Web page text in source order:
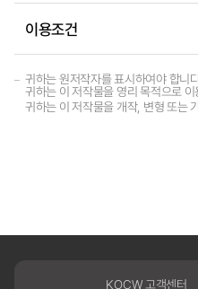
이용조건
귀하는 원저작자를 표시하여야 합니
귀하는 이 저작물을 영리 목적으로
귀하는 이 저작물을 개작, 변형 또는
KOCW 고객센터